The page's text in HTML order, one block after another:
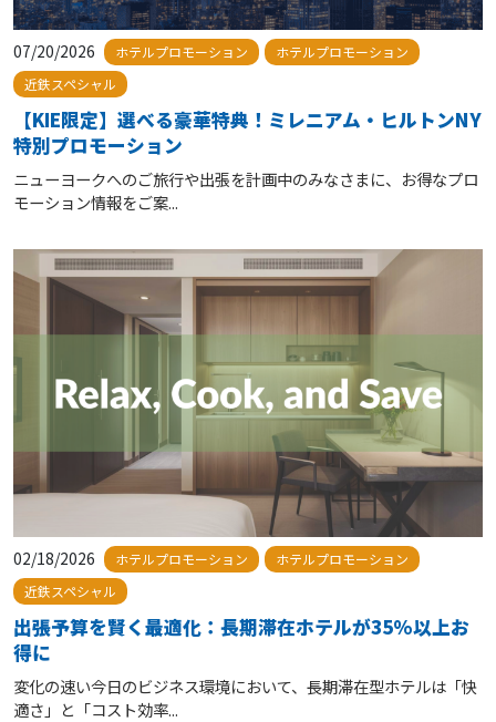
07/20/2026 ホテルプロモーション
ホテルプロモーション
近鉄スペシャル
【KIE限定】選べる豪華特典！ミレニアム・ヒルトンNY
特別プロモーション
ニューヨークへのご旅行や出張を計画中のみなさまに、お得なプロ
モーション情報をご案...
02/18/2026 ホテルプロモーション
ホテルプロモーション
近鉄スペシャル
出張予算を賢く最適化：長期滞在ホテルが35%以上お
得に
変化の速い今日のビジネス環境において、長期滞在型ホテルは「快
適さ」と「コスト効率...